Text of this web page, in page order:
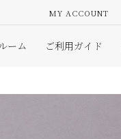
MY ACCOUNT
ーム ご利用ガイド